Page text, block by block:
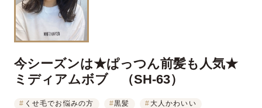
今シーズンは★ぱっつん前髪も人気★
ミディアムボブ （SH-63）
# くせ毛でお悩みの方 #黒髪 # 大人かわいい